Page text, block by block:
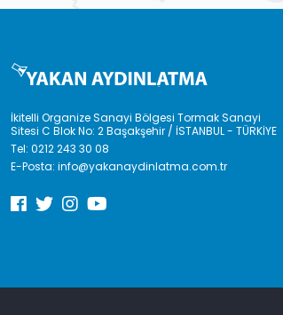
İkitelli Organize Sanayi Bölgesi Tormak Sanayi
Sitesi C Blok No: 2 Başakşehir / İSTANBUL - TÜRKİYE
Tel: 0212 243 30 08
E-Posta: info@yakanaydinlatma.com.tr